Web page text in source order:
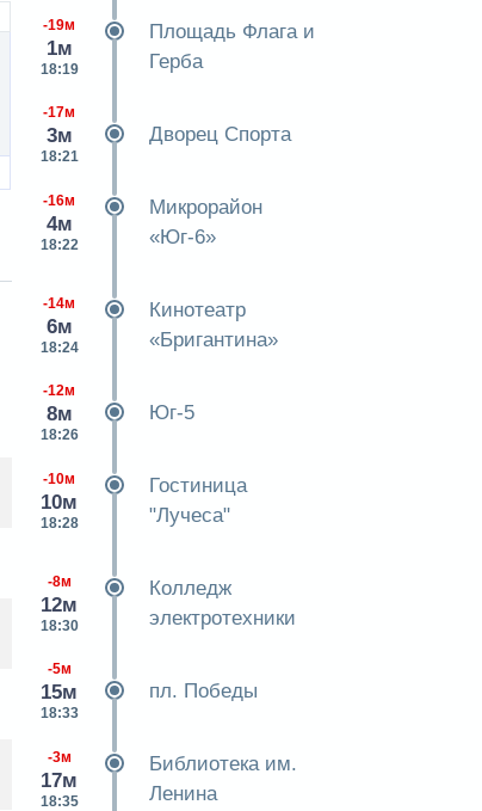
-19м
1м
18:19
Площадь Флага и
Герба
-17м
3м
18:21
Дворец Спорта
-16м
4м
18:22
Микрорайон
«Юг-6»
-14м
6м
18:24
Кинотеатр
«Бригантина»
-12м
8м
18:26
Юг-5
-10м
10м
18:28
Гостиница
"Лучеса"
-8м
12м
18:30
Колледж
электротехники
-5м
15м
18:33
пл. Победы
-3м
17м
18:35
Библиотека им.
Ленина